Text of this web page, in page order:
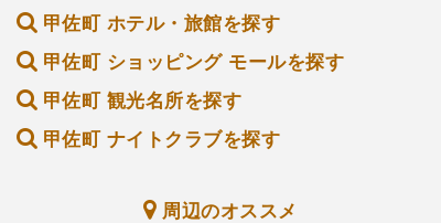
甲佐町 ホテル・旅館を探す
甲佐町 ショッピング モールを探す
甲佐町 観光名所を探す
甲佐町 ナイトクラブを探す
周辺のオススメ